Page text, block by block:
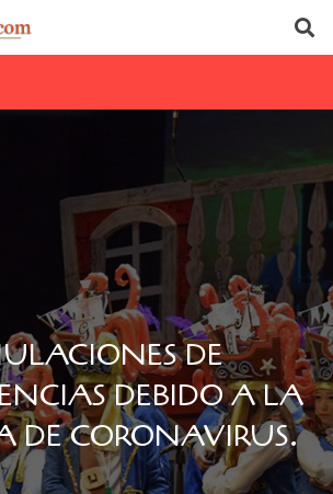
DE
DEBIDO A LA
DE CORONAVIRUS.